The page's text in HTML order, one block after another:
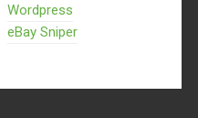
Wordpress
eBay Sniper